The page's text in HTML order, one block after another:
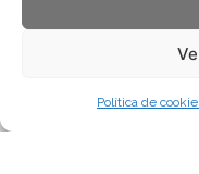
Política de